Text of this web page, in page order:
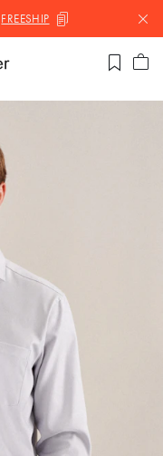
FREESHIP